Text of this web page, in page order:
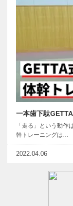
一本歯下駄
「走る」という動作
幹トレーニングは…
2022.04.06